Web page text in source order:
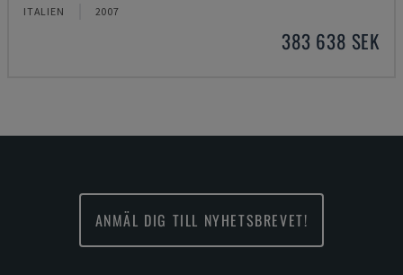
ITALIEN 2007
383 638 SEK
ANMÄL DIG TILL NYHETSBREVET!